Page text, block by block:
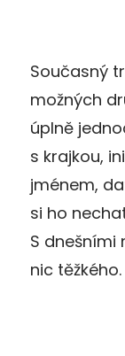
Současný
možných
úplně
s krajkou,
jménem,
si ho
S
nic těžkého.